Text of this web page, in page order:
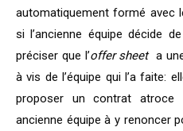
automatiquement formé avec
si l’ancienne équipe décide
préciser que l’offer sheet a
à vis de l’équipe qui l’a faite:
proposer un contrat atroce
ancienne équipe à y renoncer